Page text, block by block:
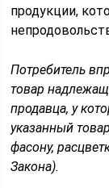
продукции,
Потребитель
товар
продавца, у
указанный
фасону,
Закона).